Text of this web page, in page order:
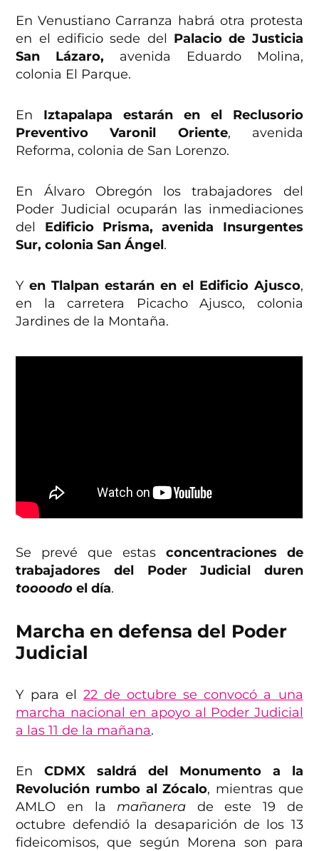
En Venustiano Carranza habrá otra protesta
en el edificio sede del Palacio de Justicia
San Lázaro, avenida Eduardo Molina,
colonia El Parque.
En Iztapalapa estarán en el Reclusorio
Preventivo Varonil Oriente, avenida
Reforma, colonia de San Lorenzo.
En Álvaro Obregón los trabajadores del
Poder Judicial ocuparán las inmediaciones
del
Edificio Prisma, avenida Insurgentes
Sur, colonia San Ángel.
Yen Tlalpan estarán en el Edificio Ajusco,
en la carretera Picacho Ajusco, colonia
Jardines de la Montaña.
Se prevé que estas concentraciones de
trabajadores del Poder Judicial duren
toooodoel día.
Marcha en defensa del Poder
Judicial
Y para el 22 de octubre se convocó a una
marcha nacional en apoyo al Poder Judicial
a las 11 de la mañana.
EnCDMX saldrá del Monumento a la
Revolución rumbo al Zócalo, mientras que
AMLO en la mañanera de este 19 de
octubre defendió la desaparición de los 13
fideicomisos, que según Morena son para